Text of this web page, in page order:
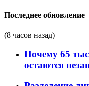
Последнее обновление
(8 часов назад)
Почему 65
остаются